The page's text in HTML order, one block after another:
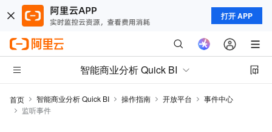
打开 APP
智能商业分析 Quick BI
首页 智能商业分析 Quick BI 操作指南 开放平台
事件中心
监听事件